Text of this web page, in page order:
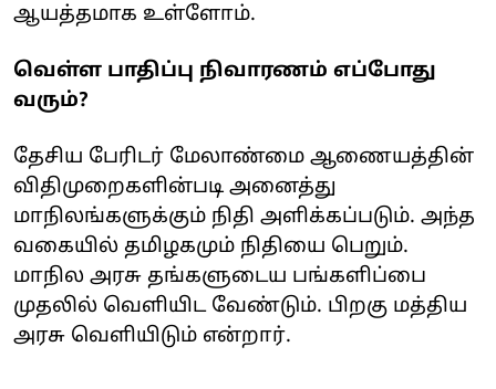
ஆயத்தமாக உள்ளோம்.
வெள்ள பாதிப்பு நிவாரணம் எப்போது
வரும்?
தேசிய பேரிடர் மேலாண்மை ஆணையத்தின்
விதிமுறைகளின்படி அனைத்து
மாநிலங்களுக்கும் நிதி அளிக்கப்படும். அந்த
வகையில் தமிழகமும் நிதியை பெறும்.
மாநில அரசு தங்களுடைய பங்களிப்பை
முதலில் வெளியிட வேண்டும். பிறகு மத்திய
அரசு வெளியிடும் என்றார்.